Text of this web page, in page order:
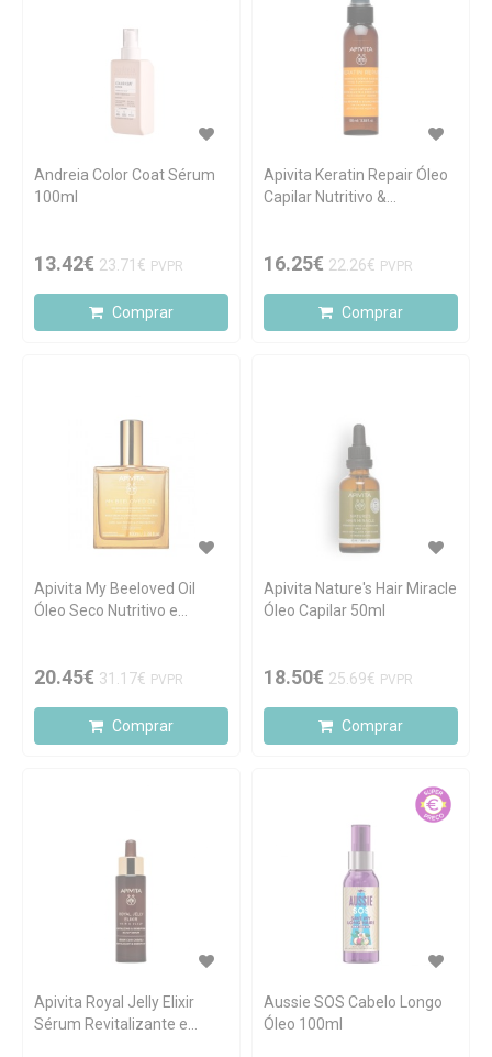
Andreia Color Coat Sérum
100ml
13.42€ 23.71€ PVPR
Comprar
Apivita Keratin Repair Óleo
Capilar Nutritivo &
16.25€ 22.26€ PVPR
Comprar
Apivita My Beeloved Oil
Óleo Seco Nutritivo e
20.45€ 31.17€ PVPR
Comprar
Apivita Nature's Hair Miracle
Óleo Capilar 50ml
18.50€ 25.69€ PVPR
Comprar
Apivita Royal Jelly Elixir
Sérum Revitalizante e
Aussie SOS Cabelo Longo
Óleo 100ml